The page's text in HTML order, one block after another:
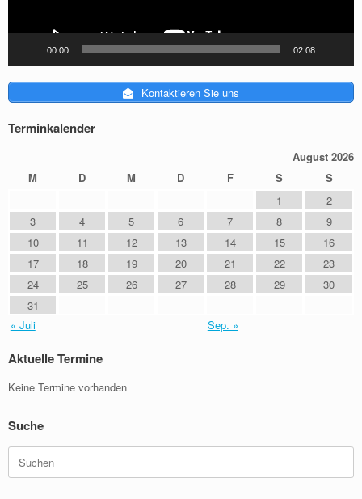
00:00 02:08
Kontaktieren Sie uns
Terminkalender
August 2026
M
D M D F S
S
1
2
3
4 5 6 7 8
9
10
11 12 13 14 15
16
17
18 19 20 21 22
23
24
25 26 27 28 29
30
31
« Juli
Sep. »
Aktuelle Termine
Keine Termine vorhanden
Suche
nach: